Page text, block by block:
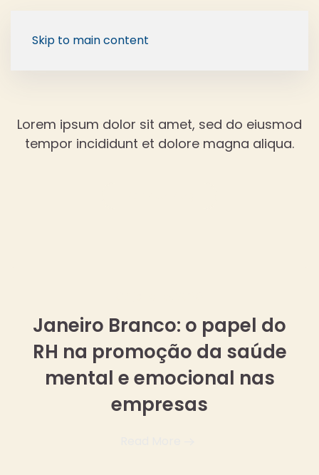
Skip to main content
Lorem ipsum dolor sit amet, sed do eiusmod
tempor incididunt et dolore magna aliqua.
Janeiro Branco: o papel do
RH na promoção da saúde
mental e emocional nas
empresas